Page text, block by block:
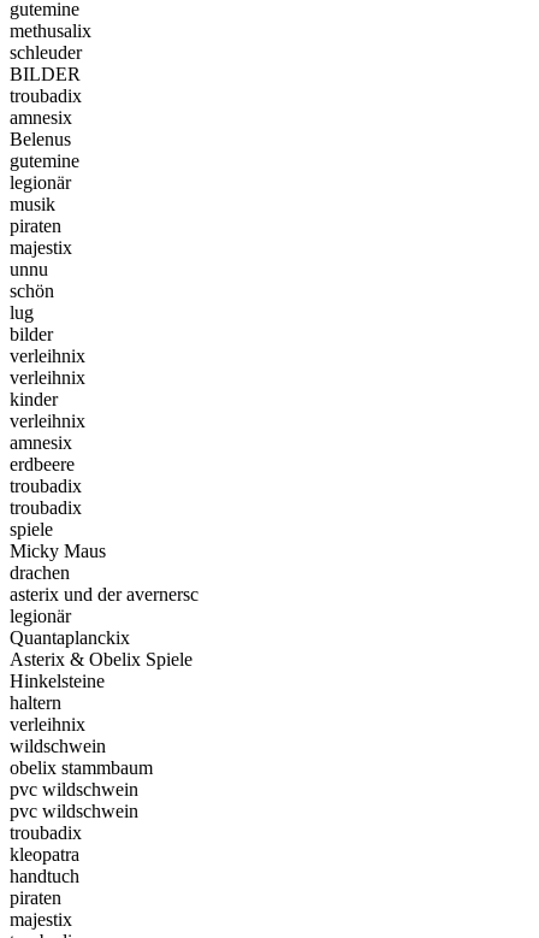
gutemine
methusalix
schleuder
BILDER
troubadix
amnesix
Belenus
gutemine
legionär
musik
piraten
majestix
unnu
schön
lug
bilder
verleihnix
verleihnix
kinder
verleihnix
amnesix
erdbeere
troubadix
troubadix
spiele
Micky Maus
drachen
asterix und der avernersc
legionär
Quantaplanckix
Asterix & Obelix Spiele
Hinkelsteine
haltern
verleihnix
wildschwein
obelix stammbaum
pvc wildschwein
pvc wildschwein
troubadix
kleopatra
handtuch
piraten
majestix